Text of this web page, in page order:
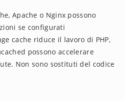
Apache o Nginx possono
se configurati
cache riduce il lavoro di PHP,
possono accelerare
Non sono sostituti del codice